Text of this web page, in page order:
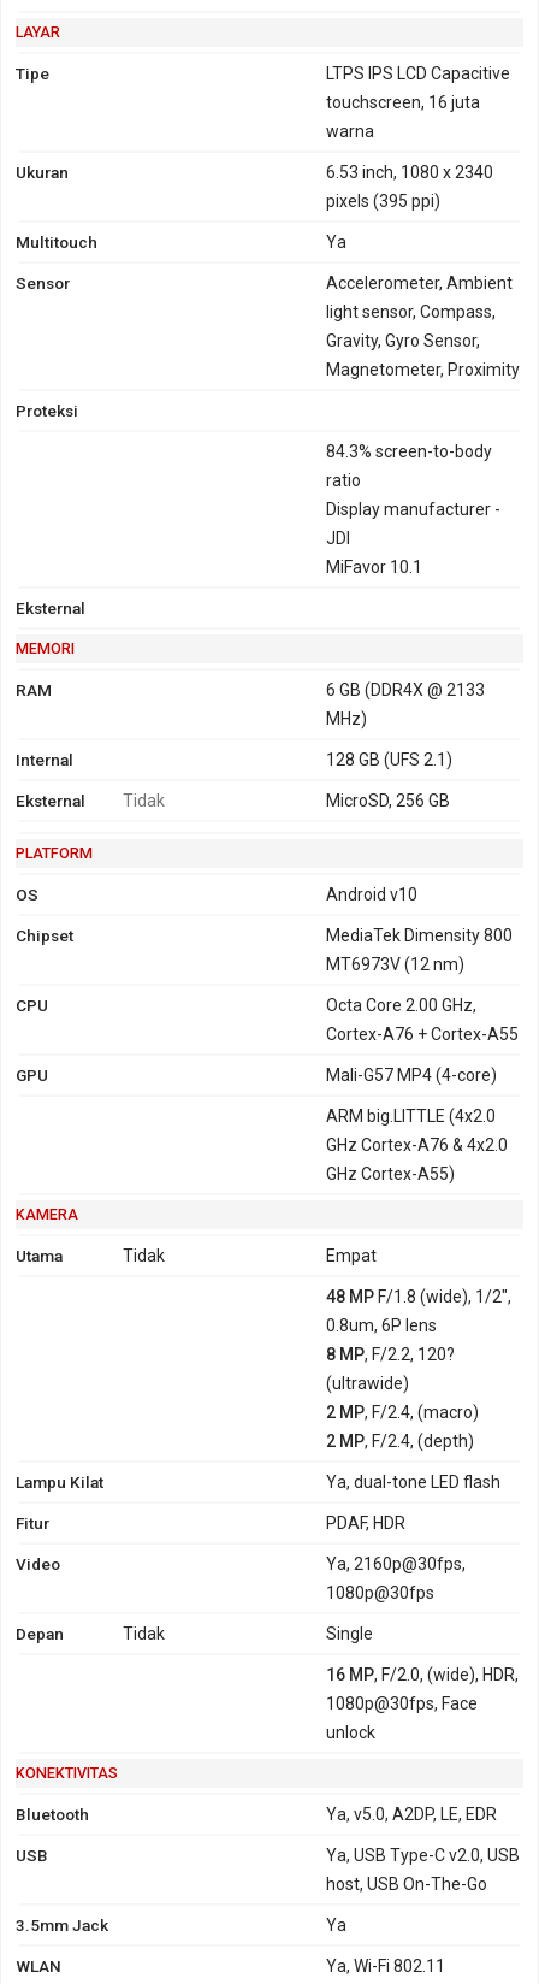
LAYAR
Tipe
LTPS IPS LCD Capacitive
touchscreen, 16 juta
warna
Ukuran
6.53 inch, 1080 x 2340
pixels (395 ppi)
Multitouch Ya
Sensor
Accelerometer, Ambient
light sensor, Compass,
Gravity, Gyro Sensor,
Magnetometer, Proximity
Proteksi
84.3% screen-to-body
ratio
Display manufacturer -
JDI
MiFavor 10.1
Eksternal
MEMORI
RAM
6 GB (DDR4X @ 2133
MHz)
Internal 128 GB (UFS 2.1)
Eksternal Tidak MicroSD, 256 GB
PLATFORM
OS Android v10
Chipset
MediaTek Dimensity 800
MT6973V (12 nm)
CPU
Octa Core 2.00 GHz,
Cortex-A76 + Cortex-A55
GPU Mali-G57 MP4 (4-core)
ARM big.LITTLE (4x2.0
GHz Cortex-A76 & 4x2.0
GHz Cortex-A55)
KAMERA
Utama Tidak Empat
48 MPF/1.8 (wide), 1/2",
0.8um, 6P lens
8 MP, F/2.2, 120?
(ultrawide)
2 MP, F/2.4, (macro)
2 MP, F/2.4, (depth)
Lampu Kilat Ya, dual-tone LED flash
Fitur PDAF, HDR
Video
Ya, 2160p@30fps,
1080p@30fps
Depan Tidak Single
16 MP, F/2.0, (wide), HDR,
1080p@30fps, Face
unlock
KONEKTIVITAS
Bluetooth Ya, v5.0, A2DP, LE, EDR
USB
Ya, USB Type-C v2.0, USB
host, USB On-The-Go
3.5mm Jack Ya
WLAN Ya, Wi-Fi 802.11